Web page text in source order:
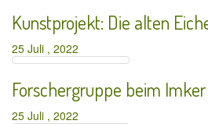
Kunstprojekt: Die alten
25 Juli , 2022
Forschergruppe beim Imker
25 Juli , 2022